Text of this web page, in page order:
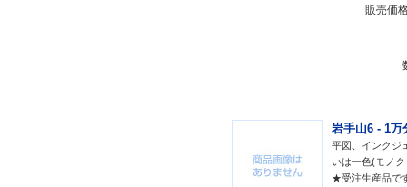
販売価
岩手山6 - 1万
平図、インクジ
いは一色(モノ
★受注生産品で